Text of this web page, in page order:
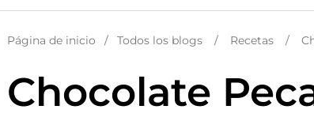
Página de inicio / Todos los blogs / Recetas /
Chocolate